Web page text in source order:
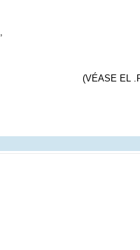
(VÉASE EL